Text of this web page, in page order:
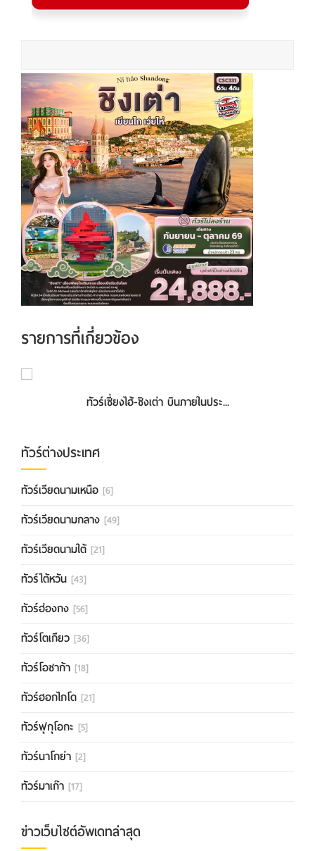
รายการที่เกี่ยวข้อง
ทัวร์เซี่ยงไฮ้-ชิงเต่า บินภายในประ...
ทัวร์ต่างประเทศ
ทัวร์เวียดนามเหนือ [6]
ทัวร์เวียดนามกลาง [49]
ทัวร์เวียดนามใต้ [21]
ทัวร์ไต้หวัน [43]
ทัวร์ฮ่องกง [56]
ทัวร์โตเกียว [36]
ทัวร์โอซาก้า [18]
ทัวร์ฮอกไกโด [21]
ทัวร์ฟุกุโอกะ [5]
ทัวร์นาโกย่า [2]
ทัวร์มาเก๊า [17]
ข่าวเว็บไซต์อัพเดทล่าสุด